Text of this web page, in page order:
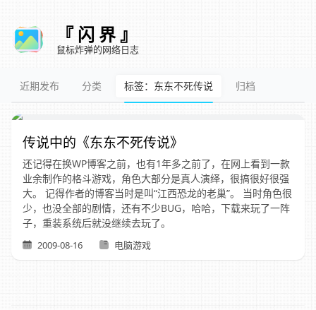
『 闪 界 』
鼠标炸弹的网络日志
近期发布 分类 标签：东东不死传说 归档
传说中的《东东不死传说》
还记得在换WP博客之前，也有1年多之前了，在网上看到一款
业余制作的格斗游戏，角色大部分是真人演绎，很搞很好很强
大。 记得作者的博客当时是叫“江西恐龙的老巢”。 当时角色很
少，也没全部的剧情，还有不少BUG，哈哈，下载来玩了一阵
子，重装系统后就没继续去玩了。
2009-08-16 电脑游戏